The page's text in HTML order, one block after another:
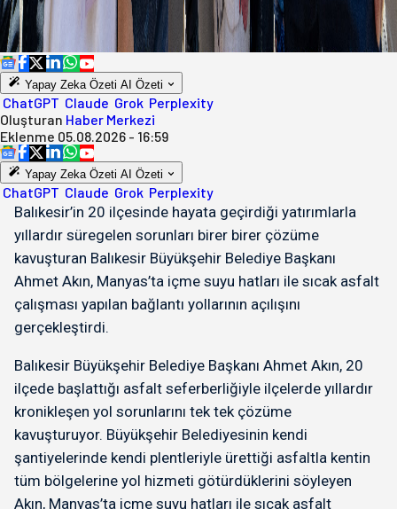
Yapay Zeka Özeti AI Özeti
ChatGPT Claude Grok Perplexity
Oluşturan Haber Merkezi
Eklenme 05.08.2026 - 16:59
Yapay Zeka Özeti AI Özeti
ChatGPT Claude Grok Perplexity
Balıkesir’in 20 ilçesinde hayata geçirdiği yatırımlarla
yıllardır süregelen sorunları birer birer çözüme
kavuşturan Balıkesir Büyükşehir Belediye Başkanı
Ahmet Akın, Manyas’ta içme suyu hatları ile sıcak asfalt
çalışması yapılan bağlantı yollarının açılışını
gerçekleştirdi.
Balıkesir Büyükşehir Belediye Başkanı Ahmet Akın, 20
ilçede başlattığı asfalt seferberliğiyle ilçelerde yıllardır
kronikleşen yol sorunlarını tek tek çözüme
kavuşturuyor. Büyükşehir Belediyesinin kendi
şantiyelerinde kendi plentleriyle ürettiği asfaltla kentin
tüm bölgelerine yol hizmeti götürdüklerini söyleyen
Akın, Manyas’ta içme suyu hatları ile sıcak asfalt